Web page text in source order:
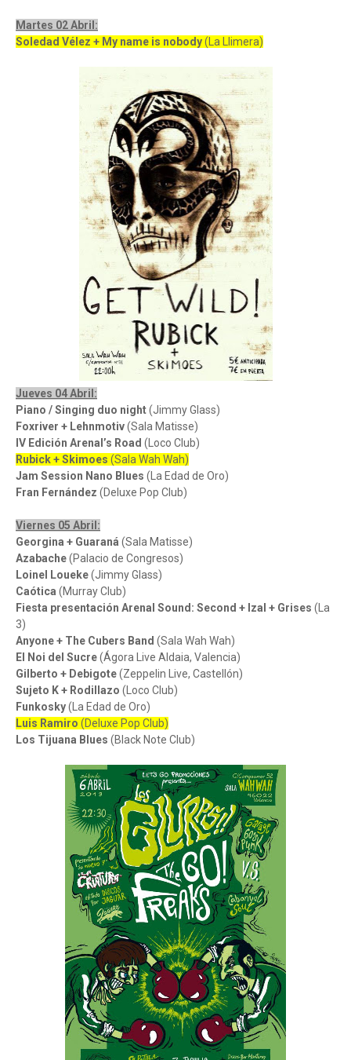
Martes 02 Abril:
Soledad Vélez + My name is nobody(La Llimera)
Jueves 04 Abril:
Piano / Singing duo night(Jimmy Glass)
Foxriver + Lehnmotiv(Sala Matisse)
IV Edición Arenal’s Road (Loco Club)
Rubick + Skimoes (Sala Wah Wah)
Jam Session Nano Blues (La Edad de Oro)
Fran Fernández (Deluxe Pop Club)
Viernes 05 Abril:
Georgina + Guaraná (Sala Matisse)
Azabache(Palacio de Congresos)
Loinel Loueke(Jimmy Glass)
Caótica (Murray Club)
Fiesta presentación Arenal Sound: Second + Izal + Grises (La
3)
Anyone + The Cubers Band (Sala Wah Wah)
El Noi del Sucre(Ágora Live Aldaia, Valencia)
Gilberto + Debigote(Zeppelin Live, Castellón)
Sujeto K + Rodillazo (Loco Club)
Funkosky(La Edad de Oro)
Luis Ramiro (Deluxe Pop Club)
Los Tijuana Blues (Black Note Club)